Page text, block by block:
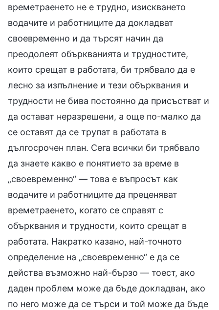
времетраенето не е трудно, изискването
водачите и работниците да докладват
своевременно и да търсят начин да
преодолеят объркванията и трудностите,
които срещат в работата, би трябвало да е
лесно за изпълнение и тези обърквания и
трудности не бива постоянно да присъстват и
да остават неразрешени, а още по-малко да
се оставят да се трупат в работата в
дългосрочен план. Сега всички би трябвало
да знаете какво е понятието за време в
„своевременно“ — това е въпросът как
водачите и работниците да преценяват
времетраенето, когато се справят с
обърквания и трудности, които срещат в
работата. Накратко казано, най-точното
определение на „своевременно“ е да се
действа възможно най-бързо — тоест, ако
даден проблем може да бъде докладван, ако
по него може да се търси и той може да бъде